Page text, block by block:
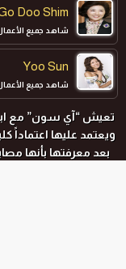
Doo Shim
شاهد جميع
Yoo Sun
شاهد جميع
تعيش “آي سون” مع
ويعتمد عليها اعتماداً
بعد معرفتها بأنها